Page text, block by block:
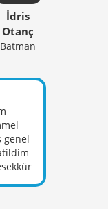
İdris
Otanç
Batman
genel